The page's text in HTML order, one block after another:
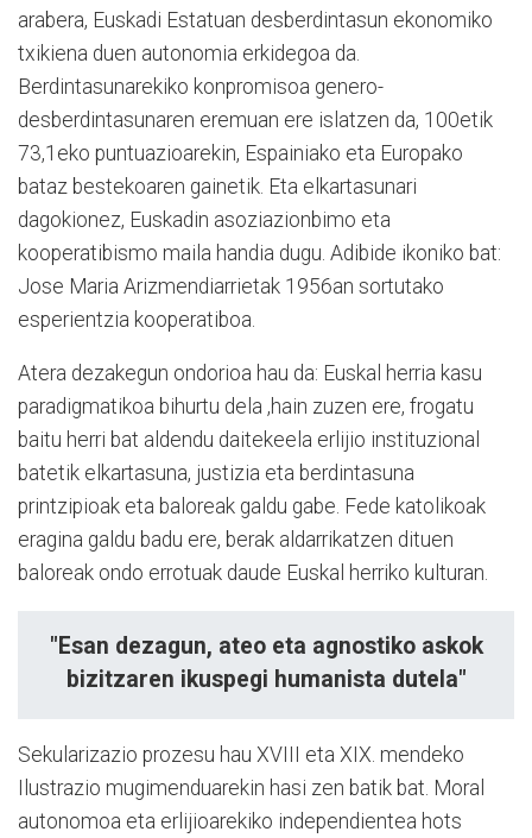
arabera, Euskadi Estatuan desberdintasun ekonomiko
txikiena duen autonomia erkidegoa da.
Berdintasunarekiko konpromisoa genero-
desberdintasunaren eremuan ere islatzen da, 100etik
73,1eko puntuazioarekin, Espainiako eta Europako
bataz bestekoaren gainetik. Eta elkartasunari
dagokionez, Euskadin asoziazionbimo eta
kooperatibismo maila handia dugu. Adibide ikoniko bat:
Jose Maria Arizmendiarrietak 1956an sortutako
esperientzia kooperatiboa.
Atera dezakegun ondorioa hau da: Euskal herria kasu
paradigmatikoa bihurtu dela ,hain zuzen ere, frogatu
baitu herri bat aldendu daitekeela erlijio instituzional
batetik elkartasuna, justizia eta berdintasuna
printzipioak eta baloreak galdu gabe. Fede katolikoak
eragina galdu badu ere, berak aldarrikatzen dituen
baloreak ondo errotuak daude Euskal herriko kulturan.
"Esan dezagun, ateo eta agnostiko askok
bizitzaren ikuspegi humanista dutela"
Sekularizazio prozesu hau XVIII eta XIX. mendeko
Ilustrazio mugimenduarekin hasi zen batik bat. Moral
autonomoa eta erlijioarekiko independientea hots